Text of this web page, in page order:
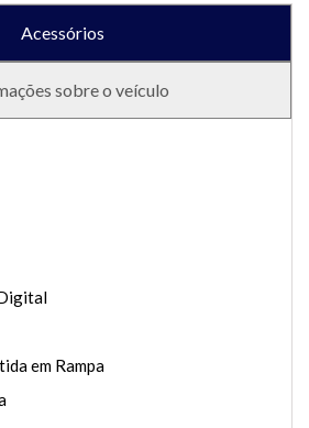
Acessórios
sobre o veículo
em Rampa